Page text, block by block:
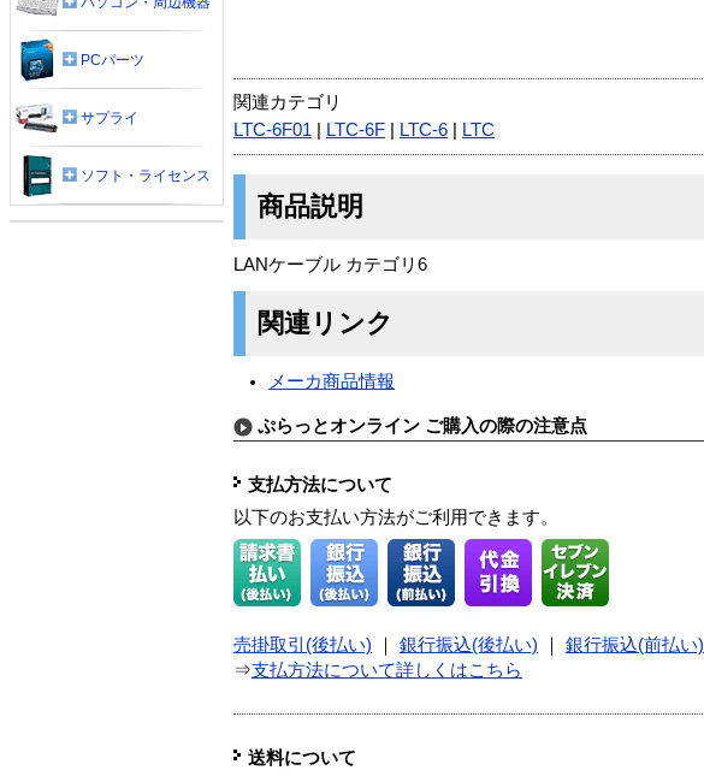
関連カテゴリ
LTC-6F01
LTC-6F LTC-6 LTC
商品説明
LANケーブル カテゴリ6
関連リンク
メーカ商品情報
ぷらっとオンライン ご購入の際の注意点
支払方法について
以下のお支払い方法がご利用できます。
売掛取引(後払い) 銀行振込(後払い) 銀行振込(前払い)
⇒支払方法について詳しくはこちら
送料について
PCパーツ
サプライ
ソフト・ライセンス